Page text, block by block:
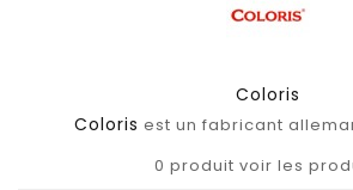
Coloris
Coloris est un fabricant
0 produit voir les